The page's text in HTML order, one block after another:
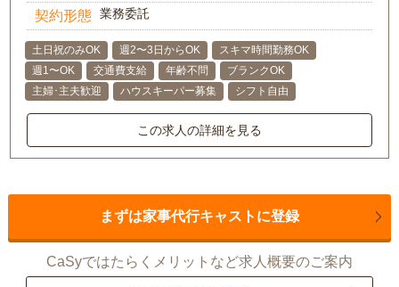
契約形態 業務委託
土日祝のみOK 週2〜3日からOK
スキマ時間勤務OK
週1〜OK
交通費支給 年齢不問
ブランクOK
主婦･主夫歓迎
ハウスキーパー募集 シフト自由
この求人の詳細を見る
まずは家事代行キャストに登録
CaSyではたらくメリットなど求人概要のご案内